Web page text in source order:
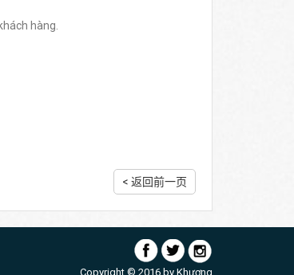
hàng.
< 返回前一页
Copyright © 2016 by Khương